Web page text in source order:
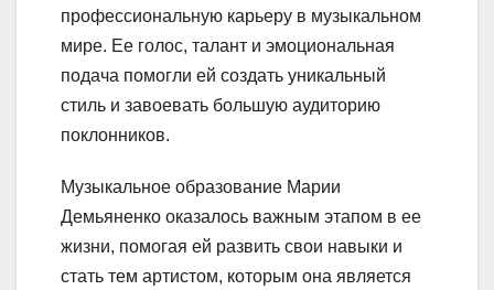
профессиональную карьеру в музыкальном
мире. Ее голос, талант и эмоциональная
подача помогли ей создать уникальный
стиль и завоевать большую аудиторию
поклонников.
Музыкальное образование Марии
Демьяненко оказалось важным этапом в ее
жизни, помогая ей развить свои навыки и
стать тем артистом, которым она является